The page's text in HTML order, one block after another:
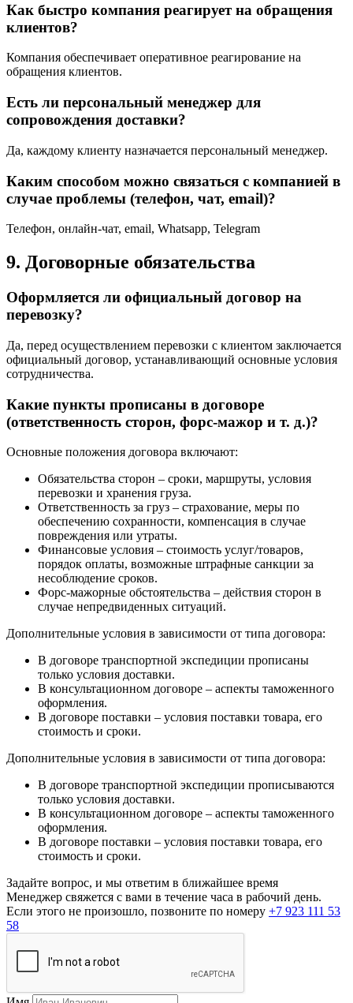
Как быстро компания реагирует на обращения
клиентов?
Компания обеспечивает оперативное реагирование на
обращения клиентов.
Есть ли персональный менеджер для
сопровождения доставки?
Да, каждому клиенту назначается персональный менеджер.
Каким способом можно связаться с компанией в
случае проблемы (телефон, чат, email)?
Телефон, онлайн-чат, email, Whatsapp, Telegram
9. Договорные обязательства
Оформляется ли официальный договор на
перевозку?
Да, перед осуществлением перевозки с клиентом заключается
официальный договор, устанавливающий основные условия
сотрудничества.
Какие пункты прописаны в договоре
(ответственность сторон, форс-мажор и т. д.)?
Основные положения договора включают:
Обязательства сторон – сроки, маршруты, условия
перевозки и хранения груза.
Ответственность за груз – страхование, меры по
обеспечению сохранности, компенсация в случае
повреждения или утраты.
Финансовые условия – стоимость услуг/товаров,
порядок оплаты, возможные штрафные санкции за
несоблюдение сроков.
Форс-мажорные обстоятельства – действия сторон в
случае непредвиденных ситуаций.
Дополнительные условия в зависимости от типа договора:
В договоре транспортной экспедиции прописаны
только условия доставки.
В консультационном договоре – аспекты таможенного
оформления.
В договоре поставки – условия поставки товара, его
стоимость и сроки.
Дополнительные условия в зависимости от типа договора:
В договоре транспортной экспедиции прописываются
только условия доставки.
В консультационном договоре – аспекты таможенного
оформления.
В договоре поставки – условия поставки товара, его
стоимость и сроки.
Задайте вопрос, и мы ответим в ближайшее время
Менеджер свяжется с вами в течение часа в рабочий день.
Если этого не произошло, позвоните по номеру +7 923 111 53
58